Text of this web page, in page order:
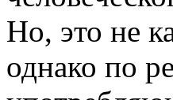
Но, это не
однако по